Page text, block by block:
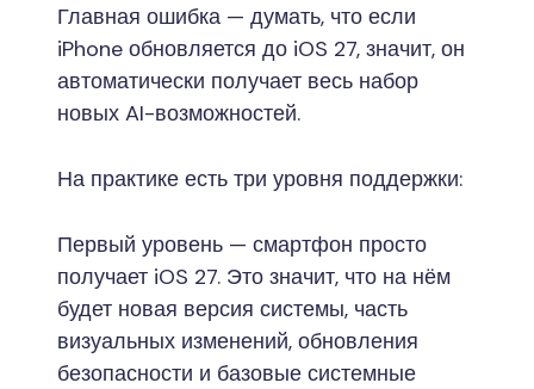
Главная ошибка — думать, что если
iPhone обновляется до iOS 27, значит, он
автоматически получает весь набор
новых AI-возможностей.
На практике есть три уровня поддержки:
Первый уровень — смартфон просто
получает iOS 27. Это значит, что на нём
будет новая версия системы, часть
визуальных изменений, обновления
безопасности и базовые системные